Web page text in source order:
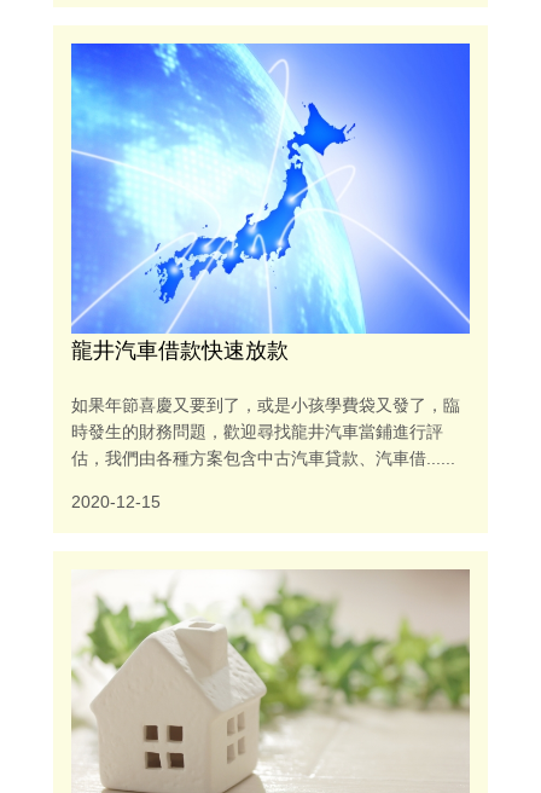
龍井汽車借款快速放款
如果年節喜慶又要到了，或是小孩學費袋又發了，臨
時發生的財務問題，歡迎尋找龍井汽車當鋪進行評
估，我們由各種方案包含中古汽車貸款、汽車借......
2020-12-15